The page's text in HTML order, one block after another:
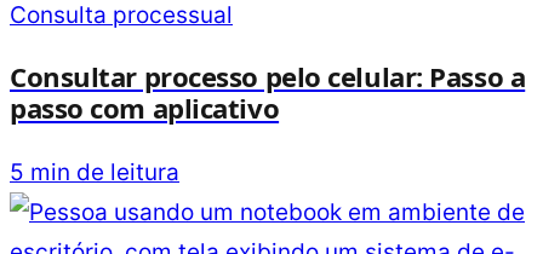
Consulta processual
Consultar processo pelo celular: Passo a
passo com aplicativo
5 min de leitura